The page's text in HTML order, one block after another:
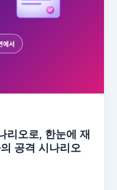
리오로, 한눈에 재
공격 시나리오